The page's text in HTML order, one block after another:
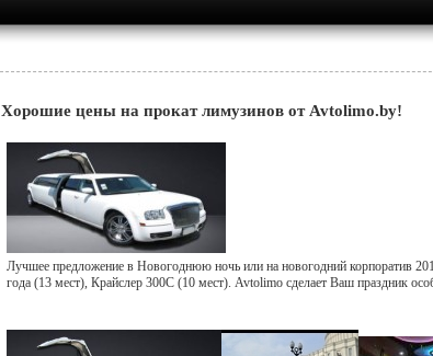
Хорошие цены на прокат лимузинов от Avtolimo.by!
Лучшее предложение в Новогоднюю ночь или на новогодний корпоратив
года (13 мест), Крайслер 300С (10 мест). Avtolimo сделает Ваш праздник